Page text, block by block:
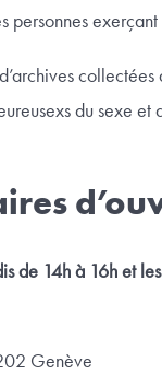
personnes
du sexe
de 14h à 16h et
Genève